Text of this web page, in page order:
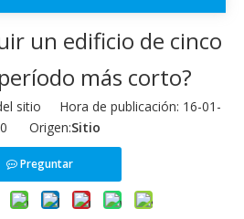
un edificio de cinco
más corto?
sitio Hora de publicación: 16-01-
Origen:Sitio
Preguntar